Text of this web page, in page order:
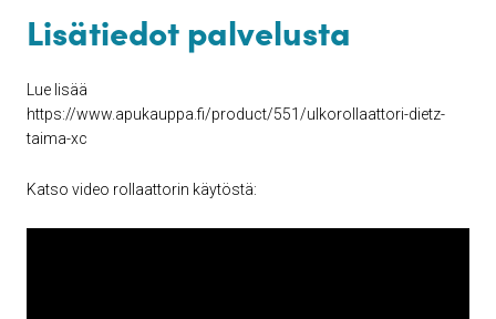
Lisätiedot palvelusta
Lue lisää
https://www.apukauppa.fi/product/551/ulkorollaattori-dietz-
taima-xc
Katso video rollaattorin käytöstä: